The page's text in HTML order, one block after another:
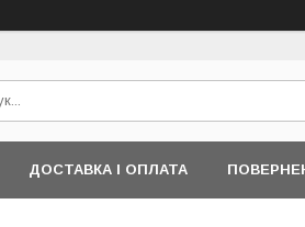
ДОСТАВКА І ОПЛАТА